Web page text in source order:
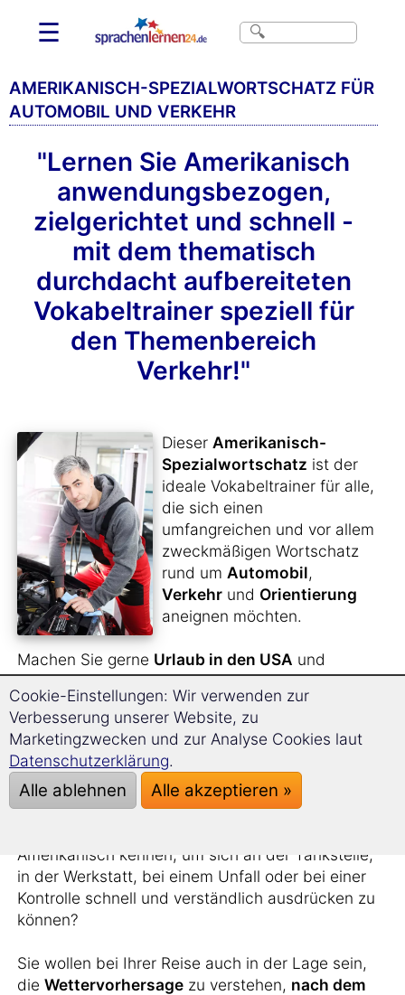
☰
AMERIKANISCH-SPEZIALWORTSCHATZ FÜR
AUTOMOBIL UND VERKEHR
"Lernen Sie Amerikanisch
anwendungsbezogen,
zielgerichtet und schnell -
mit dem thematisch
durchdacht aufbereiteten
Vokabeltrainer speziell für
den Themenbereich
Verkehr!"
Dieser Amerikanisch-
Spezialwortschatz ist der
ideale Vokabeltrainer für alle,
die sich einen
umfangreichen und vor allem
zweckmäßigen Wortschatz
rund um Automobil,
Verkehr und Orientierung
aneignen möchten.
Machen Sie gerne Urlaub in den USA und
möchten für Ihre Reise dorthin gerüstet sein?
Sie suchen nach einemunentbehrlichen
Reisebegleiter, der Ihnen für alle Situationen
und Eventualitäten bei Ihrer Fahrt das nötige
sprachliche Rüstzeug zur Hand gibt?
Amerikanisch kennen, um sich an der Tankstelle,
in der Werkstatt, bei einem Unfall oder bei einer
Kontrolle schnell und verständlich ausdrücken zu
können?
Sie wollen bei Ihrer Reise auch in der Lage sein,
die Wettervorhersage zu verstehen, nach dem
Cookie-Einstellungen: Wir verwenden zur
Verbesserung unserer Website, zu
Marketingzwecken und zur Analyse Cookies laut
Datenschutzerklärung.
Alle ablehnen Alle akzeptieren »